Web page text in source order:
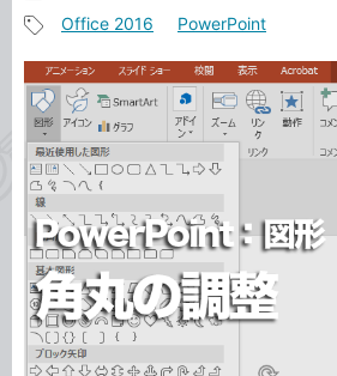
事
カ
テ
ゴ
リ
事
タ
グ
Office 2016 PowerPoint